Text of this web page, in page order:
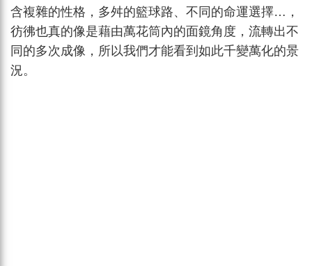
含複雜的性格，多舛的籃球路、不同的命運選擇…，
彷彿也真的像是藉由萬花筒內的面鏡角度，流轉出不
同的多次成像，所以我們才能看到如此千變萬化的景
況。